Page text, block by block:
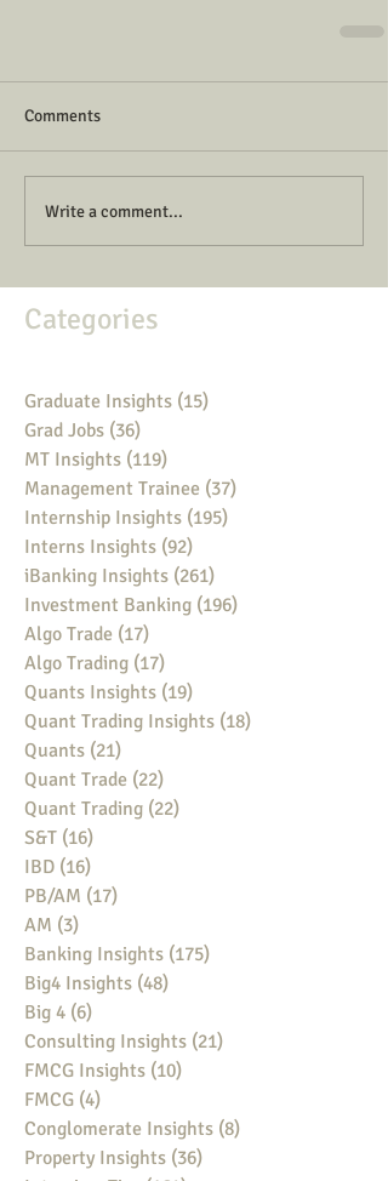
Comments
Write a comment...
Categories
Graduate Insights (15)
Grad Jobs (36)
MT Insights (119)
Management Trainee (37)
Internship Insights (195)
Interns Insights (92)
iBanking Insights (261)
Investment Banking (196)
Algo Trade (17)
Algo Trading (17)
Quants Insights (19)
Quant Trading Insights (18)
Quants (21)
Quant Trade (22)
Quant Trading (22)
S&T (16)
IBD (16)
PB/AM (17)
AM (3)
Banking Insights (175)
Big4 Insights (48)
Big 4 (6)
Consulting Insights (21)
FMCG Insights (10)
FMCG (4)
Conglomerate Insights (8)
Property Insights (36)